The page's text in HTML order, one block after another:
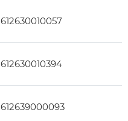
612630010057
612630010394
612639000093